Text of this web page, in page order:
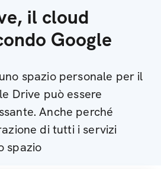
il cloud
Google
spazio personale per il
Drive può essere
Anche perché
di tutti i servizi
spazio